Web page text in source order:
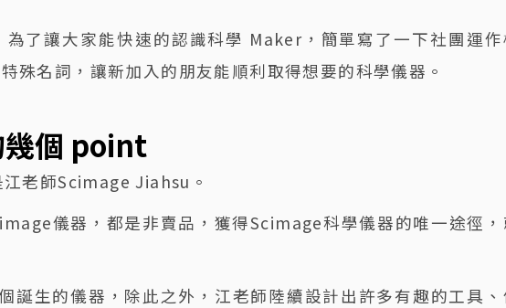
了讓大家能快速的認識科學 Maker，簡單寫了一下社團運
殊名詞，讓新加入的朋友能順利取得想要的科學儀器。
個 point
老師Scimage Jiahsu。
儀器，都是非賣品，獲得Scimage科學儀器的唯一途徑
誕生的儀器，除此之外，江老師陸續設計出許多有趣的工具